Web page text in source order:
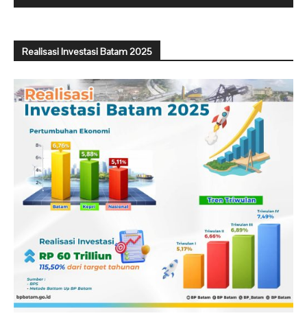
Realisasi Investasi Batam 2025